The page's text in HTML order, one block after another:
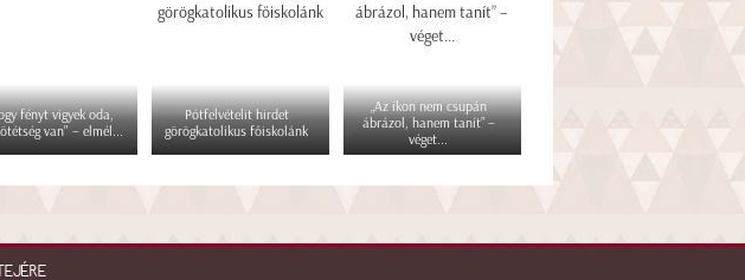
fényt vigyek oda,
van" – elmél...
Pótfelvételit hirdet
görögkatolikus főiskolánk
„Az ikon nem csupán
ábrázol, hanem tanít” –
véget...